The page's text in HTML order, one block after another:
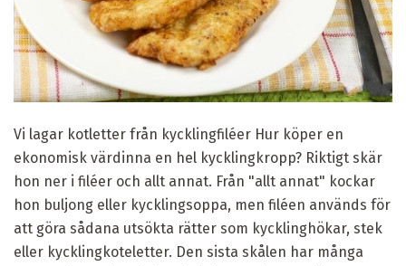
Vi lagar kotletter från kycklingfiléer Hur köper en
ekonomisk värdinna en hel kycklingkropp? Riktigt skär
hon ner i filéer och allt annat. Från "allt annat" kockar
hon buljong eller kycklingsoppa, men filéen används för
att göra sådana utsökta rätter som kycklinghökar, stek
eller kycklingkoteletter. Den sista skålen har många